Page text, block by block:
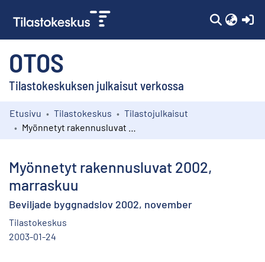
OTOS
Tilastokeskuksen julkaisut verkossa
Kokoelmat
Etusivu Tilastokeskus
Tilastojulkaisut
Myönnetyt rakennusluvat 2002,
marraskuu
Beviljade byggnadslov 2002, november
Tilastokeskus
2003-01-24